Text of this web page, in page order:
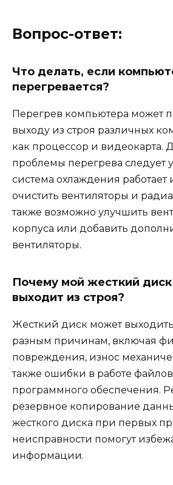
Вопрос-ответ:
Что делать, если
перегревается?
Перегрев компьютера может
выходу из строя различных
как процессор и видеокарта.
проблемы перегрева следует
система охлаждения работает
очистить вентиляторы и
также возможно улучшить
корпуса или добавить
вентиляторы.
Почему мой жесткий диск
выходит из строя?
Жесткий диск может
разным причинам, включая
повреждения, износ
также ошибки в работе
программного обеспечения.
резервное копирование
жесткого диска при первых
неисправности помогут
информации.